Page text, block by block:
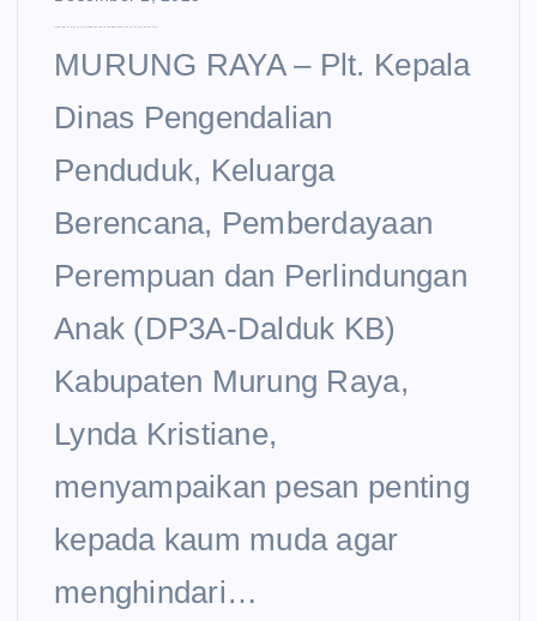
MURUNG RAYA – Plt. Kepala
Dinas Pengendalian
Penduduk, Keluarga
Berencana, Pemberdayaan
Perempuan dan Perlindungan
Anak (DP3A-Dalduk KB)
Kabupaten Murung Raya,
Lynda Kristiane,
menyampaikan pesan penting
kepada kaum muda agar
menghindari…